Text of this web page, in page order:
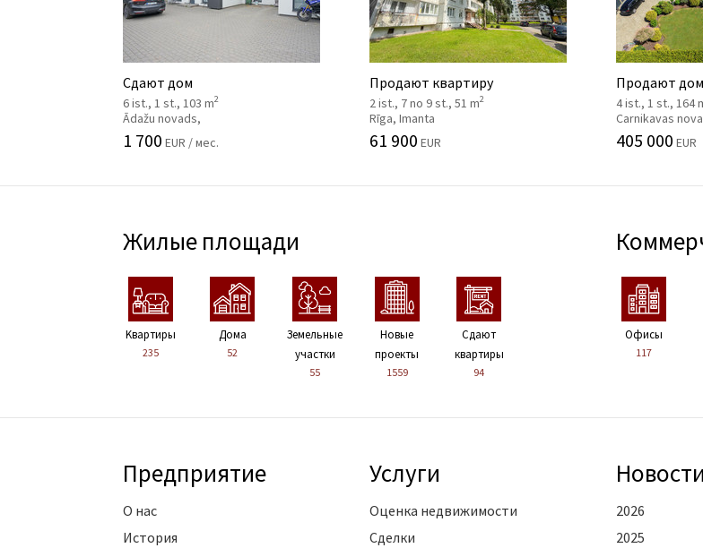
Сдают дом
6 ist., 1 st., 103 m2
Ādažu novads,
1 700 EUR / мес.
Продают квартиру
2 ist., 7 no 9 st., 51 m2
Rīga, Imanta
61 900 EUR
Продают дом
4 ist., 1 st., 164
Carnikavas
405 000 EUR
Жилые площади
Kвартиры
235
Дома
52
Земельные
участки
55
Новые
проекты
1559
Сдают
квартиры
94
Офисы
117
Предприятие
О нас
История
Услуги
Оценка недвижимости
Сделки
Новости
2026
2025